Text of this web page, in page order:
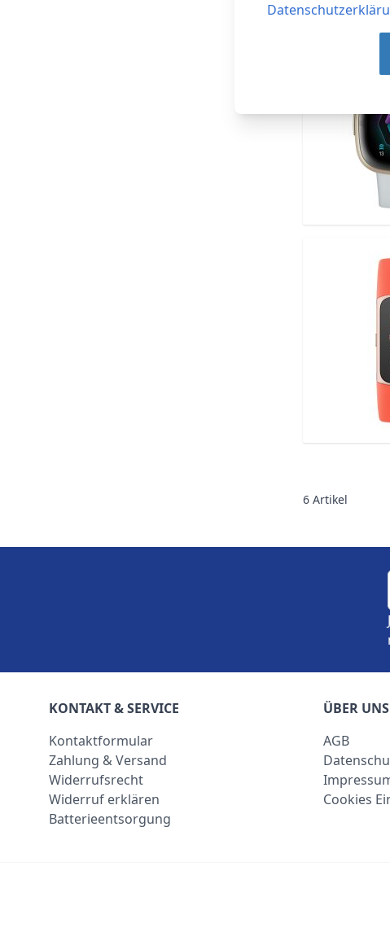
6 Artikel
KONTAKT & SERVICE
Kontaktformular
Zahlung & Versand
Widerrufsrecht
Widerruf erklären
Batterieentsorgung
ÜBER UNS
AGB
Cookies